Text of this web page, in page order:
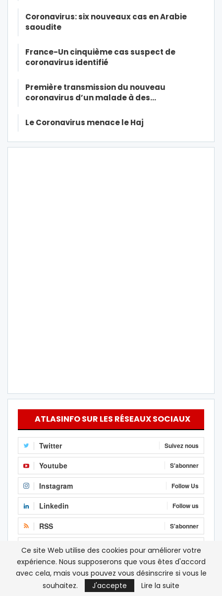
Coronavirus: six nouveaux cas en Arabie
saoudite
France-Un cinquième cas suspect de
coronavirus identifié
Première transmission du nouveau
coronavirus d’un malade à des…
Le Coronavirus menace le Haj
ATLASINFO SUR LES RÉSEAUX SOCIAUX
Twitter Suivez nous
Youtube S'abonner
Instagram Follow Us
Linkedin Follow us
RSS S'abonner
Facebook J'aime
Ce site Web utilise des cookies pour améliorer votre
expérience. Nous supposerons que vous êtes d'accord
avec cela, mais vous pouvez vous désinscrire si vous le
souhaitez.
J'accepte Lire la suite